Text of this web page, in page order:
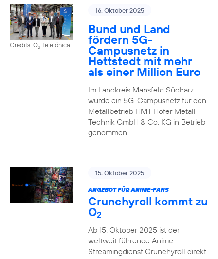
Credits: O2Telefónica
16. Oktober 2025
Bund und Land
fördern 5G-
Campusnetz in
Hettstedt mit mehr
als einer Million Euro
Im Landkreis Mansfeld Südharz
wurde ein 5G-Campusnetz für den
Metallbetrieb HMT Höfer Metall
Technik GmbH & Co. KG in Betrieb
genommen
15. Oktober 2025
ANGEBOT FÜR ANIME-FANS
Crunchyroll kommt zu
O2
Ab 15. Oktober 2025 ist der
weltweit führende Anime-
Streamingdienst Crunchyroll direkt